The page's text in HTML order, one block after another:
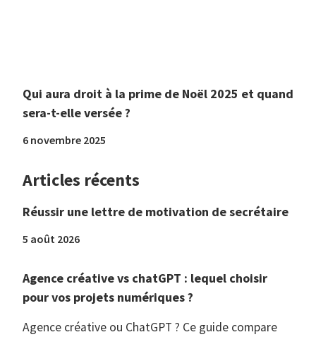
Qui aura droit à la prime de Noël 2025 et quand
sera-t-elle versée ?
6 novembre 2025
Articles récents
Réussir une lettre de motivation de secrétaire
5 août 2026
Agence créative vs chatGPT : lequel choisir
pour vos projets numériques ?
Agence créative ou ChatGPT ? Ce guide compare